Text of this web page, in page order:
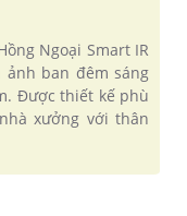
Ngoại Smart IR
ban đêm sáng
Được thiết kế phù
xưởng với thân